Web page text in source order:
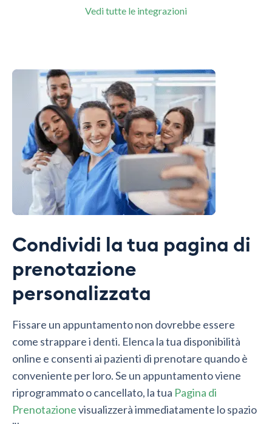
Vedi tutte le integrazioni
Condividi la tua pagina di
prenotazione
personalizzata
Fissare un appuntamento non dovrebbe essere
come strappare i denti. Elenca la tua disponibilità
online e consenti ai pazienti di prenotare quando è
conveniente per loro. Se un appuntamento viene
riprogrammato o cancellato, la tua Pagina di
Prenotazionevisualizzerà immediatamente lo spazio